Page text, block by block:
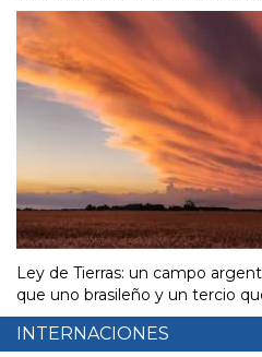
Ley de Tierras: un campo
que uno brasileño y un tercio
INTERNACIONES